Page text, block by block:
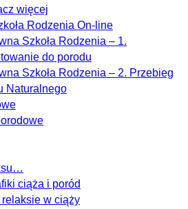
więcej
Rodzenia On-line
Szkoła Rodzenia – 1.
do porodu
Szkoła Rodzenia – 2. Przebieg
Naturalnego
ciąża i poród
relaksie w ciąży